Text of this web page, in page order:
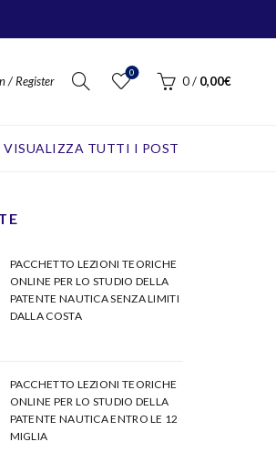
/ Register
0
0 / 0,00€
VISUALIZZA TUTTI I POST
PACCHETTO LEZIONI TEORICHE
ONLINE PER LO STUDIO DELLA
PATENTE NAUTICA SENZA LIMITI
DALLA COSTA
PACCHETTO LEZIONI TEORICHE
ONLINE PER LO STUDIO DELLA
PATENTE NAUTICA ENTRO LE 12
MIGLIA